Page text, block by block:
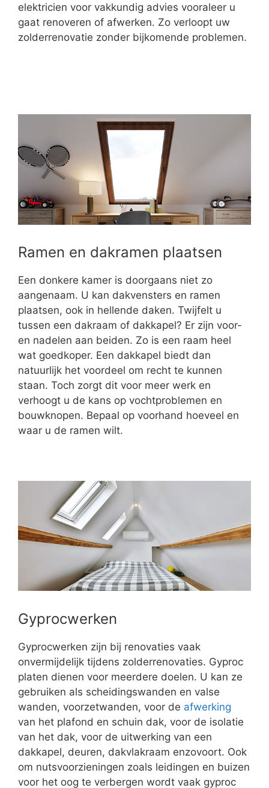
elektricien voor vakkundig advies vooraleer u
gaat renoveren of afwerken. Zo verloopt uw
zolderrenovatie zonder bijkomende problemen.
Ramen en dakramen plaatsen
Een donkere kamer is doorgaans niet zo
aangenaam. U kan dakvensters en ramen
plaatsen, ook in hellende daken. Twijfelt u
tussen een dakraam of dakkapel? Er zijn voor-
en nadelen aan beiden. Zo is een raam heel
wat goedkoper. Een dakkapel biedt dan
natuurlijk het voordeel om recht te kunnen
staan. Toch zorgt dit voor meer werk en
verhoogt u de kans op vochtproblemen en
bouwknopen. Bepaal op voorhand hoeveel en
waar u de ramen wilt.
Gyprocwerken
Gyprocwerken zijn bij renovaties vaak
onvermijdelijk tijdens zolderrenovaties. Gyproc
platen dienen voor meerdere doelen. U kan ze
gebruiken als scheidingswanden en valse
wanden, voorzetwanden, voor de afwerking
van het plafond en schuin dak, voor de isolatie
van het dak, voor de uitwerking van een
dakkapel, deuren, dakvlakraam enzovoort. Ook
om nutsvoorzieningen zoals leidingen en buizen
voor het oog te verbergen wordt vaak gyproc